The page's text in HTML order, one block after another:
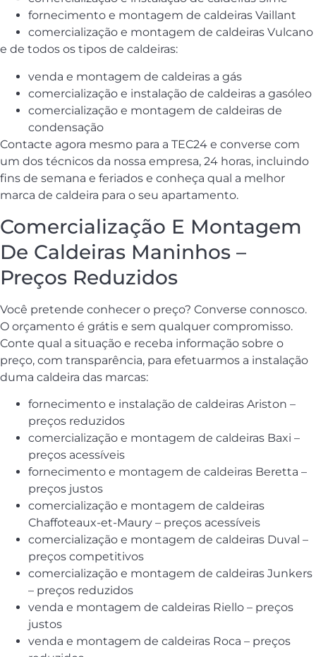
fornecimento e montagem de caldeiras Vaillant
comercialização e montagem de caldeiras Vulcano
e de todos os tipos de caldeiras:
venda e montagem de caldeiras a gás
comercialização e instalação de caldeiras a gasóleo
comercialização e montagem de caldeiras de
condensação
Contacte agora mesmo para a TEC24 e converse com
um dos técnicos da nossa empresa, 24 horas, incluindo
fins de semana e feriados e conheça qual a melhor
marca de caldeira para o seu apartamento.
Comercialização E Montagem
De Caldeiras Maninhos –
Preços Reduzidos
Você pretende conhecer o preço? Converse connosco.
O orçamento é grátis e sem qualquer compromisso.
Conte qual a situação e receba informação sobre o
preço, com transparência, para efetuarmos a instalação
duma caldeira das marcas:
fornecimento e instalação de caldeiras Ariston –
preços reduzidos
comercialização e montagem de caldeiras Baxi –
preços acessíveis
fornecimento e montagem de caldeiras Beretta –
preços justos
comercialização e montagem de caldeiras
Chaffoteaux-et-Maury – preços acessíveis
comercialização e montagem de caldeiras Duval –
preços competitivos
comercialização e montagem de caldeiras Junkers
– preços reduzidos
venda e montagem de caldeiras Riello – preços
justos
venda e montagem de caldeiras Roca – preços